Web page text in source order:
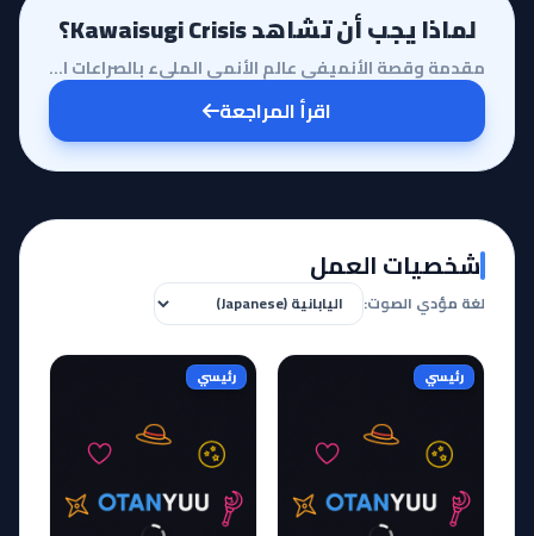
لماذا يجب أن تشاهد Kawaisugi Crisis؟
مقدمة وقصة الأنميفي عالم الأنمي المليء بالصراعات الملحمية والحروب الكونية، يبرز أنمي Kawaisugi Crisi...
اقرأ المراجعة
شخصيات العمل
لغة مؤدي الصوت:
رئيسي رئيسي